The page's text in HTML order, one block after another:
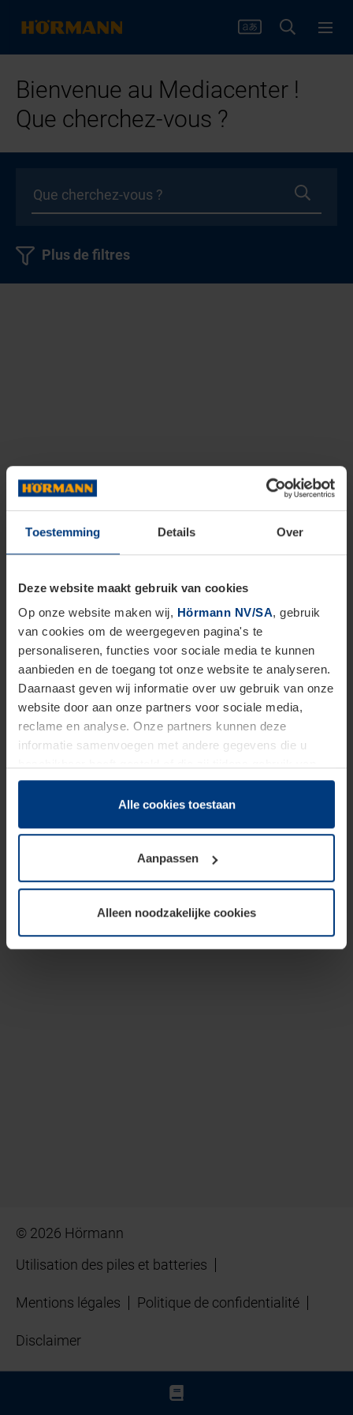
Toestemming Details Over
Deze website maakt gebruik van cookies
Op onze website maken wij, Hörmann NV/SA, gebruik
van cookies om de weergegeven pagina's te
personaliseren, functies voor sociale media te kunnen
aanbieden en de toegang tot onze website te analyseren.
Daarnaast geven wij informatie over uw gebruik van onze
website door aan onze partners voor sociale media,
reclame en analyse. Onze partners kunnen deze
informatie samenvoegen met andere gegevens die u
hun diensten hebben verzameld.
Juridisch hebben wij het recht om cookies op uw
van deze pagina's absoluut vereist is. Voor alle andere
soorten cookies is uw toestemming benodigd. Uw
toestemming kunt u op elk moment bij de uitleg van de
wijzigen of herroepen.
Alle cookies toestaan
Aanpassen
Alleen noodzakelijke cookies
Bienvenue au Mediacenter !
Que cherchez-vous ?
Plus de filtres
© 2026 Hörmann
Utilisation des piles et batteries
Mentions légales Politique de confidentialité
Disclaimer